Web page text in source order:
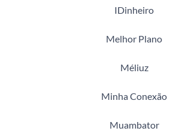
IDinheiro
Melhor Plano
Méliuz
Minha Conexão
Muambator